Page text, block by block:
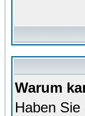
Warum
Haben